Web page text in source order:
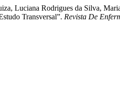
Luciana Rodrigues da Silva,
Transversal”. Revista De